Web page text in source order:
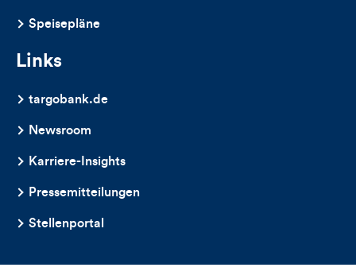
Speisepläne
Links
targobank.de
Newsroom
Karriere-Insights
Pressemitteilungen
Stellenportal